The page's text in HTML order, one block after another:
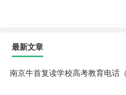
最新文章
南京牛首复读学校高考教育电话